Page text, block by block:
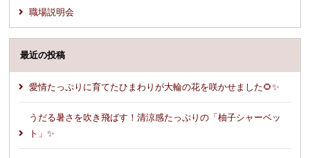
職場説明会
最近の投稿
愛情たっぷりに育てたひまわりが大輪の花を咲かせました🌻✨
うだる暑さを吹き飛ばす！清涼感たっぷりの「柚子シャーベッ
ト」✨